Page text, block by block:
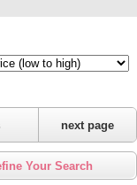
next page
Your Search